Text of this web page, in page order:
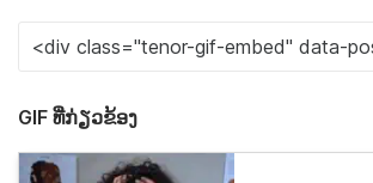
GIF ທີ່ກ່ຽວຂ້ອງ